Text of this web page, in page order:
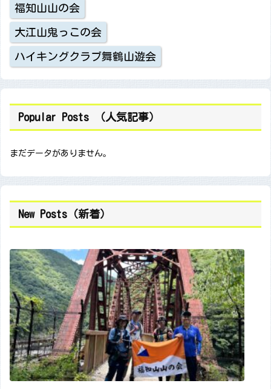
福知山山の会
大江山鬼っこの会
ハイキングクラブ舞鶴山遊会
Popular Posts （人気記事）
まだデータがありません。
New Posts（新着）